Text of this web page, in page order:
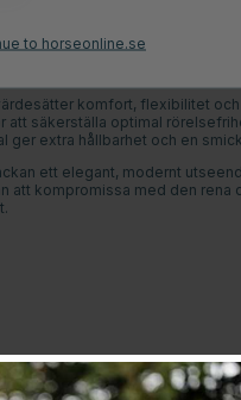
komfort, flexibilitet
säkerställa optimal
extra hållbarhet och en
ett elegant, modernt
kompromissa med den rena
to horseonline.se